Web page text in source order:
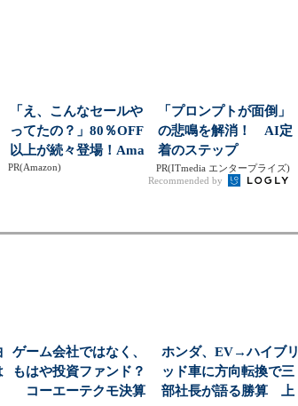
「え、こんなセールや
ってたの？」80％OFF
以上が続々登場！Ama
zonの本気が...
PR(Amazon)
「プロンプトが面倒」
の悲鳴を解消！ AI定
着のステップ
PR(ITmedia エンタープライズ)
Recommended by
ゲーム会社ではなく、
もはや投資ファンド？
コーエーテクモ決算
ホンダ、EV→ハイブリ
ッド車に方向転換で三
部社長が語る勝算 上